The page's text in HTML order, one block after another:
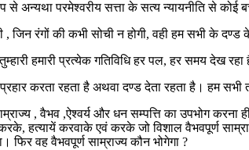
अन्यथा परमेश्वरीय सत्ता के सत्य न्यायनीति से कोई
रंगों की कभी सोची न होगी, वही हम सभी के दण्ड
हमारी प्रत्येक गतिविधि हर पल, हर समय देख
करता रहता है अथवा दण्ड देता रहता है। हम
, वैभव ,ऐश्वर्य और धन सम्पत्ति का उपभोग
करवाके एवं करके जो विशाल वैभवपूर्ण
फिर वह वैभवपूर्ण साम्राज्य कौन भोगेगा ?